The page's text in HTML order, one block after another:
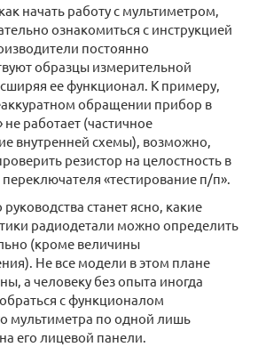
начать работу с мультиметром,
ознакомиться с инструкцией
постоянно
образцы измерительной
ее функционал. К примеру,
обращении прибор в
работает (частичное
внутренней схемы), возможно,
резистор на целостность в
«тестирование п/п».
руководства станет ясно, какие
радиодетали можно определить
(кроме величины
Не все модели в этом плане
а человеку без опыта иногда
с функционалом
мультиметра по одной лишь
его лицевой панели.